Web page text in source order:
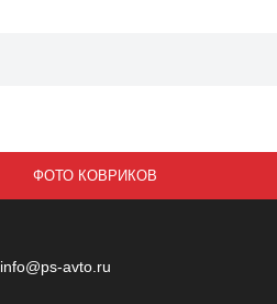
ФОТО КОВРИКОВ
info@ps-avto.ru